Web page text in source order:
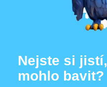
Nejste si
mohlo bavit?